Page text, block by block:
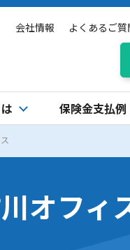
会社情報 よくあるご質
保険金支払例
オフィ